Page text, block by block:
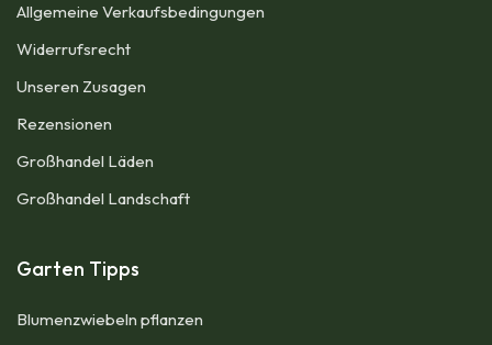
Allgemeine Verkaufsbedingungen​
Widerrufsrecht
Unseren Zusagen
Rezensionen​
Großhandel Läden
Großhandel Landschaft
Garten Tipps
Blumenzwiebeln pflanzen